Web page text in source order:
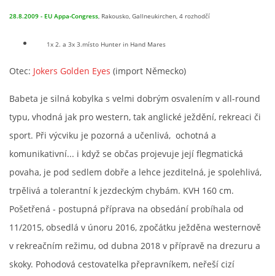
© 2026 eStránky.cz
28.8.2009 - EU Appa-Congress, Rakousko, Gallneukirchen, 4 rozhodčí
1x 2. a 3x 3.místo Hunter in Hand Mares
Otec: Jokers Golden Eyes (import Německo)
Babeta je silná kobylka s velmi dobrým osvalením v all-round
typu, vhodná jak pro western, tak anglické ježdění, rekreaci či
sport. Při výcviku je pozorná a učenlivá, ochotná a
komunikativní... i když se občas projevuje její flegmatická
povaha, je pod sedlem dobře a lehce jezditelná, je spolehlivá,
trpělivá a tolerantní k jezdeckým chybám. KVH 160 cm.
Pošetřená - postupná příprava na obsedání probíhala od
11/2015, obsedlá v únoru 2016, zpočátku ježděna westernově
v rekreačním režimu, od dubna 2018 v přípravě na drezuru a
skoky. Pohodová cestovatelka přepravníkem, neřeší cizí